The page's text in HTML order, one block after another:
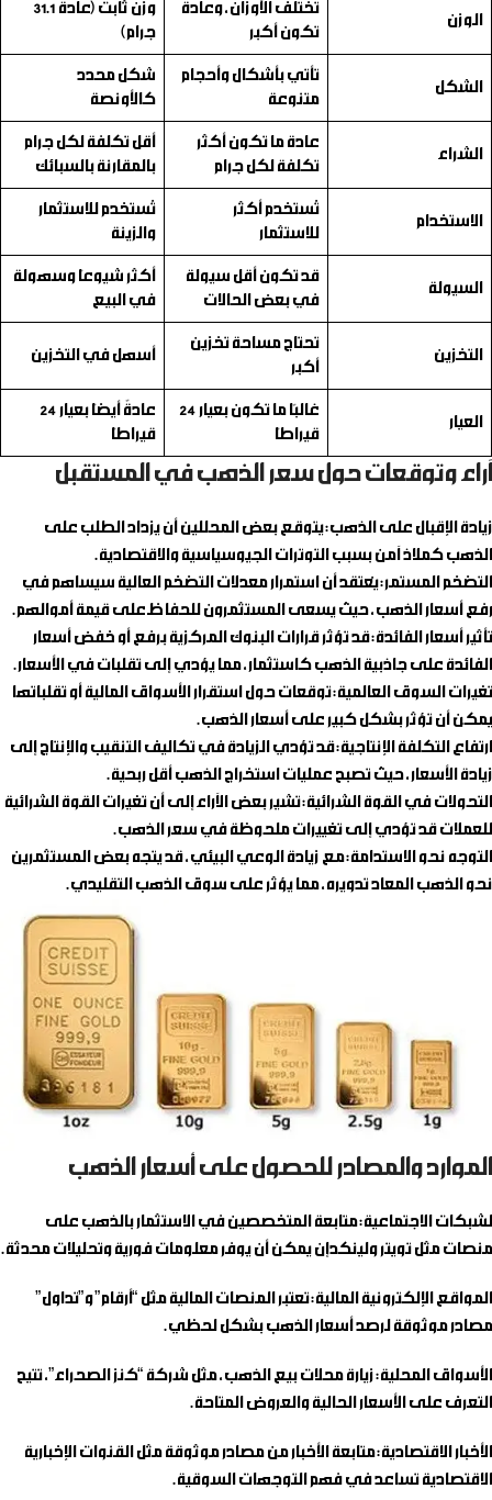
الوزن
تختلف الأوزان، وعادةً
تكون أكبر
وزن ثابت (عادةً 31.1
جرام)
الشكل
تأتي بأشكال وأحجام
متنوعة
شكل محدد
كالأونصة
الشراء
عادة ما تكون أكثر
تكلفة لكل جرام
أقل تكلفة لكل جرام
بالمقارنة بالسبائك
الاستخدام
تُستخدم أكثر
للاستثمار
تُستخدم للاستثمار
والزينة
السيولة
قد تكون أقل سيولة
في بعض الحالات
أكثر شيوعًا وسهولة
في البيع
التخزين
تحتاج مساحة تخزين
أكبر
أسهل في التخزين
العيار
غالبًا ما تكون بعيار 24
قيراطًا
عادةً أيضًا بعيار 24
قيراطًا
آراء وتوقعات حول سعر الذهب في المستقبل
زيادة الإقبال على الذهب: يتوقع بعض المحللين أن يزداد الطلب على
الذهب كملاذ آمن بسبب التوترات الجيوسياسية والاقتصادية.
التضخم المستمر: يُعتقد أن استمرار معدلات التضخم العالية سيساهم في
رفع أسعار الذهب، حيث يسعى المستثمرون للحفاظ على قيمة أموالهم.
تأثير أسعار الفائدة: قد تؤثر قرارات البنوك المركزية برفع أو خفض أسعار
الفائدة على جاذبية الذهب كاستثمار، مما يؤدي إلى تقلبات في الأسعار.
تغيرات السوق العالمية: توقعات حول استقرار الأسواق المالية أو تقلباتها
يمكن أن تؤثر بشكل كبير على أسعار الذهب.
ارتفاع التكلفة الإنتاجية: قد تؤدي الزيادة في تكاليف التنقيب والإنتاج إلى
زيادة الأسعار، حيث تصبح عمليات استخراج الذهب أقل ربحية.
التحولات في القوة الشرائية: تشير بعض الآراء إلى أن تغيرات القوة الشرائية
للعملات قد تؤدي إلى تغييرات ملحوظة في سعر الذهب.
التوجه نحو الاستدامة: مع زيادة الوعي البيئي، قد يتجه بعض المستثمرين
نحو الذهب المعاد تدويره، مما يؤثر على سوق الذهب التقليدي.
​الموارد والمصادر للحصول على أسعار الذهب
لشبكات الاجتماعية: متابعة المتخصصين في الاستثمار بالذهب على
منصات مثل تويتر ولينكدإن يمكن أن يوفر معلومات فورية وتحليلات محدثة.
المواقع الإلكترونية المالية: تعتبر المنصات المالية مثل “أرقام” و”تداول”
مصادر موثوقة لرصد أسعار الذهب بشكل لحظي.
الأسواق المحلية: زيارة محلات بيع الذهب، مثل شركة “كنز الصحراء”، تتيح
التعرف على الأسعار الحالية والعروض المتاحة.
الأخبار الاقتصادية: متابعة الأخبار من مصادر موثوقة مثل القنوات الإخبارية
الاقتصادية تساعد في فهم التوجهات السوقية.